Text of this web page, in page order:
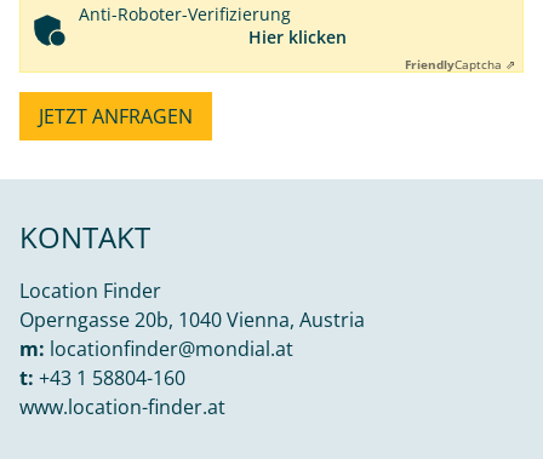
Anti-Roboter-Verifizierung
Hier klicken
FriendlyCaptcha ⇗
JETZT ANFRAGEN
KONTAKT
Location Finder
Operngasse 20b, 1040 Vienna, Austria
m: locationfinder@mondial.at
t: +43 1 58804-160
www.location-finder.at